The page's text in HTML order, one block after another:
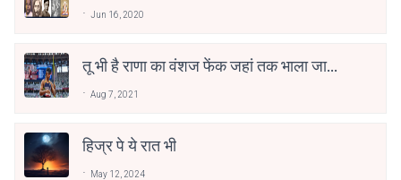
Jun 16, 2020
तू भी है राणा का वंशज फेंक जहां तक भाला जाए:
Aug 7, 2021
हिज्र पे ये रात भी
May 12, 2024